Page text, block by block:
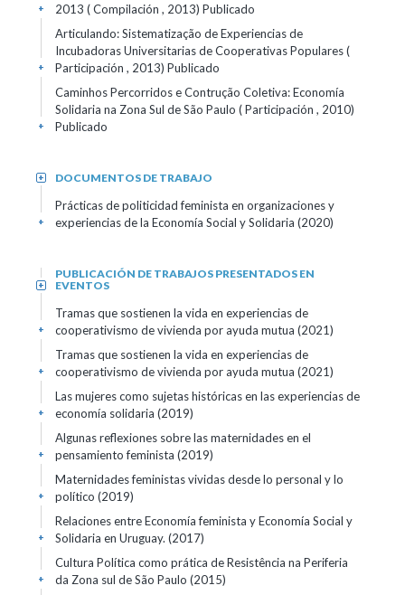
2013 ( Compilación , 2013) Publicado
+
Articulando: Sistematização de Experiencias de
Incubadoras Universitarias de Cooperativas Populares (
Participación , 2013) Publicado
+
Caminhos Percorridos e Contrução Coletiva: Economía
Solidaria na Zona Sul de São Paulo ( Participación , 2010)
Publicado
+
DOCUMENTOS DE TRABAJO
+
Prácticas de politicidad feminista en organizaciones y
experiencias de la Economía Social y Solidaria (2020)
+
PUBLICACIÓN DE TRABAJOS PRESENTADOS EN
EVENTOS
+
Tramas que sostienen la vida en experiencias de
cooperativismo de vivienda por ayuda mutua (2021)
+
Tramas que sostienen la vida en experiencias de
cooperativismo de vivienda por ayuda mutua (2021)
+
Las mujeres como sujetas históricas en las experiencias de
economía solidaria (2019)
+
Algunas reflexiones sobre las maternidades en el
pensamiento feminista (2019)
+
Maternidades feministas vividas desde lo personal y lo
político (2019)
+
Relaciones entre Economía feminista y Economía Social y
Solidaria en Uruguay. (2017)
+
Cultura Política como prática de Resistência na Periferia
da Zona sul de São Paulo (2015)
+